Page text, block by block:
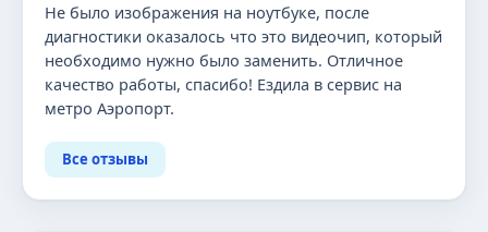
Не было изображения на ноутбуке, после
диагностики оказалось что это видеочип, который
необходимо нужно было заменить. Отличное
качество работы, спасибо! Ездила в сервис на
метро Аэропорт.
Все отзывы